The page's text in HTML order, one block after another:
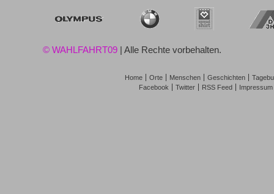
© WAHLFAHRT09 | Alle Rechte vorbehalten.
Home Orte Menschen Geschichten
Facebook
Twitter RSS Feed Impressum